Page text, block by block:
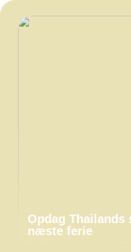
Opdag
næste ferie